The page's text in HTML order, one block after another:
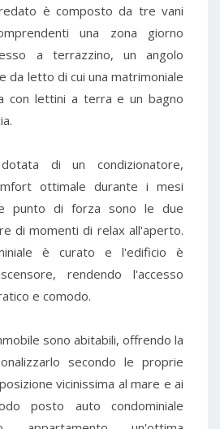
è composto da tre vani
una zona giorno
a terrazzino, un angolo
da letto di cui una matrimoniale
con lettini a terra e un bagno
di un condizionatore,
ottimale durante i mesi
punto di forza sono le due
di momenti di relax all'aperto.
è curato e l'edificio è
rendendo l'accesso
e comodo.
sono abitabili, offrendo la
secondo le proprie
vicinissima al mare e ai
posto auto condominiale